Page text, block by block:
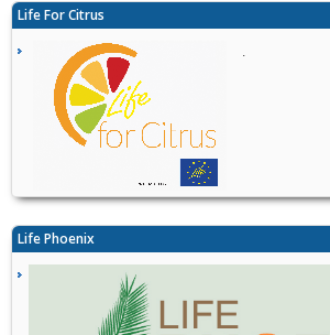
Life For Citrus
Life Phoenix